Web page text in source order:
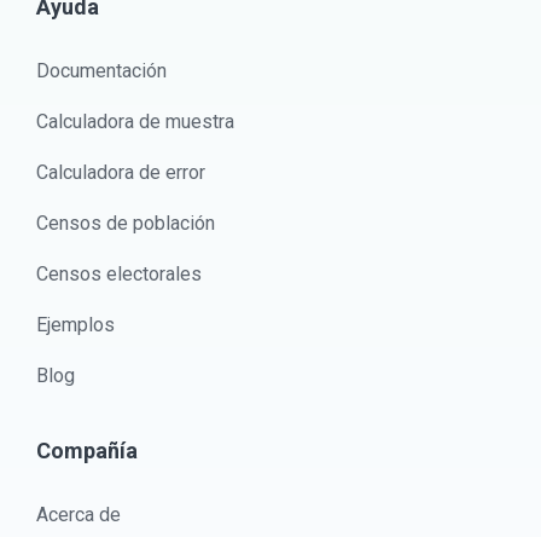
Ayuda
Documentación
Calculadora de muestra
Calculadora de error
Censos de población
Censos electorales
Ejemplos
Blog
Compañía
Acerca de